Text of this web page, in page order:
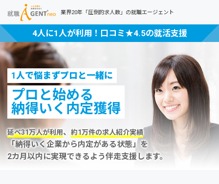
業界20年「圧倒的求人数」の就職エージェント
4人に1人が利用！口コミ★4.5の就活支援
1人で悩まずプロと一緒に
プロと始める
納得いく内定獲得
延べ31万人が利用、 約1万件の求人紹介実績
「納得いく企業から内定がある状態」を
2カ月以内に実現できるよう伴走支援します。